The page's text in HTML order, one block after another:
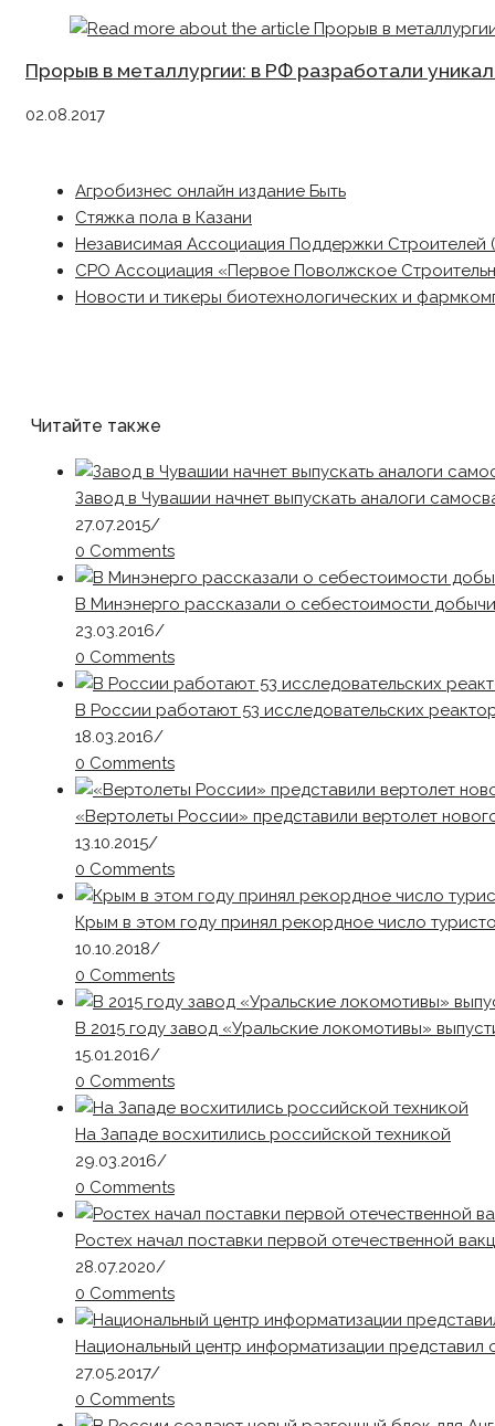
Прорыв в металлургии: в РФ разработали
02.08.2017
Агробизнес онлайн издание Быть
Стяжка пола в Казани
Независимая Ассоциация Поддержки Строителей
СРО Ассоциация «Первое Поволжское
Новости и тикеры биотехнологических и
Читайте также
Завод в Чувашии начнет выпускать аналоги
27.07.2015/
0 Comments
В Минэнерго рассказали о себестоимости
23.03.2016/
0 Comments
В России работают 53 исследовательских
18.03.2016/
0 Comments
«Вертолеты России» представили вертолет
13.10.2015/
0 Comments
Крым в этом году принял рекордное число
10.10.2018/
0 Comments
В 2015 году завод «Уральские локомотивы»
15.01.2016/
0 Comments
На Западе восхитились российской техникой
29.03.2016/
0 Comments
Ростех начал поставки первой отечественной
28.07.2020/
0 Comments
Национальный центр информатизации
27.05.2017/
0 Comments